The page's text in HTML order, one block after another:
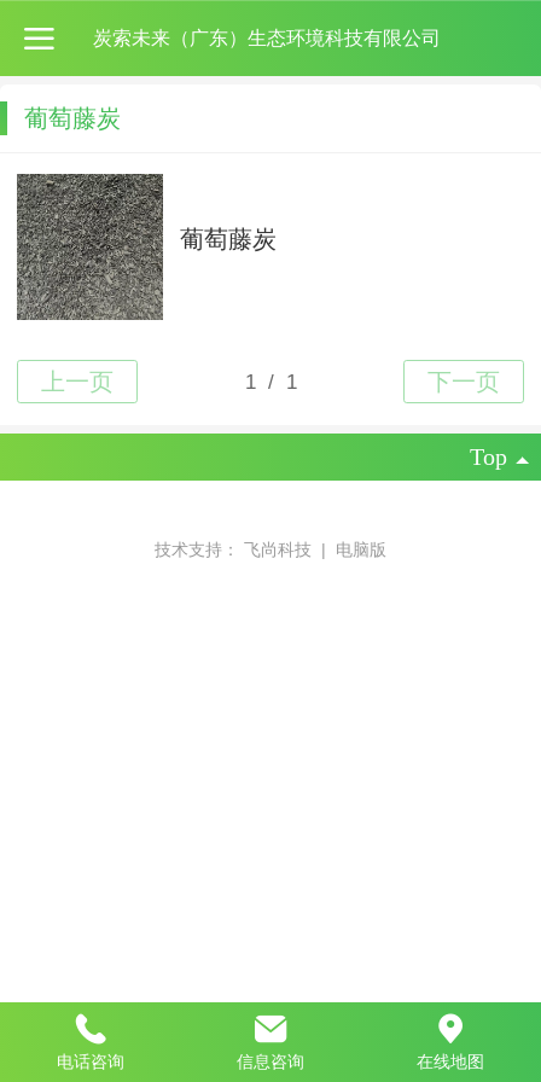
炭索未来（广东）生态环境科技有限公司
葡萄藤炭
葡萄藤炭
Top
技术支持： 飞尚科技 | 电脑版
电话咨询 信息咨询 在线地图